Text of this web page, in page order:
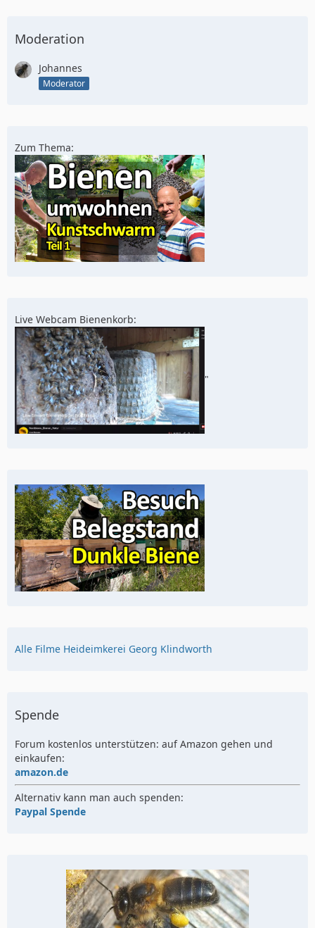
Moderation
Johannes
Moderator
Zum Thema:
Live Webcam Bienenkorb:
"
Alle Filme Heideimkerei Georg Klindworth
Spende
Forum kostenlos unterstützen: auf Amazon gehen und
einkaufen:
amazon.de
Alternativ kann man auch spenden:
Paypal Spende